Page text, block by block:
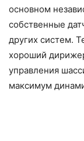
основном
собственные
других систем.
хороший
управления
максимум